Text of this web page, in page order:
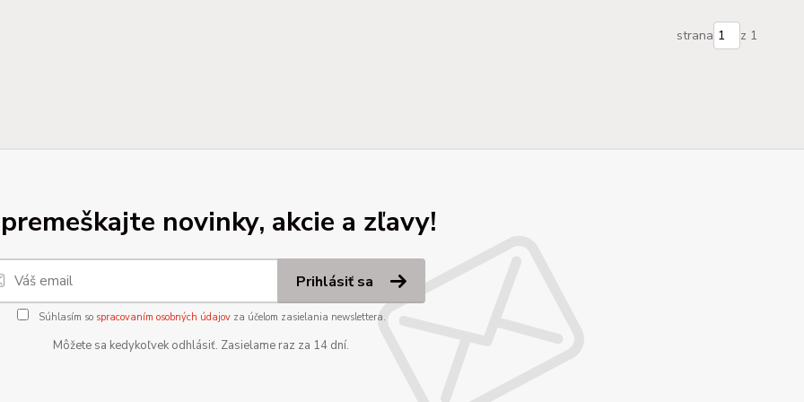
strana z 1
novinky, akcie a zľavy!
Prihlásiť sa
Súhlasím so spracovaním osobných údajovza účelom zasielania newslettera.
Môžete sa kedykoľvek odhlásiť. Zasielame raz za 14 dní.